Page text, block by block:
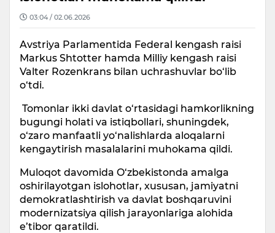
03:04 / 02.06.2026
Avstriya Parlamentida Federal kengash raisi
Markus Shtotter hamda Milliy kengash raisi
Valter Rozenkrans bilan uchrashuvlar bo‘lib
o‘tdi.
Tomonlar ikki davlat o‘rtasidagi hamkorlikning
bugungi holati va istiqbollari, shuningdek,
o‘zaro manfaatli yo‘nalishlarda aloqalarni
kengaytirish masalalarini muhokama qildi.
Muloqot davomida O‘zbekistonda amalga
oshirilayotgan islohotlar, xususan, jamiyatni
demokratlashtirish va davlat boshqaruvini
modernizatsiya qilish jarayonlariga alohida
e’tibor qaratildi.